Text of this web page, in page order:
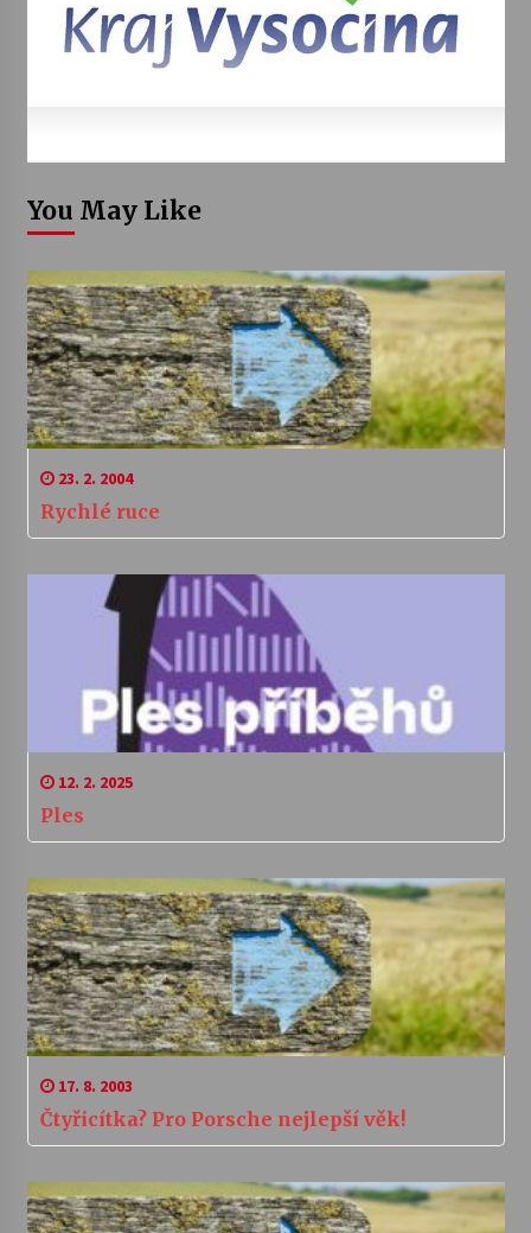
You May Like
23. 2. 2004
Rychlé ruce
12. 2. 2025
Ples
17. 8. 2003
Čtyřicítka? Pro Porsche nejlepší věk!